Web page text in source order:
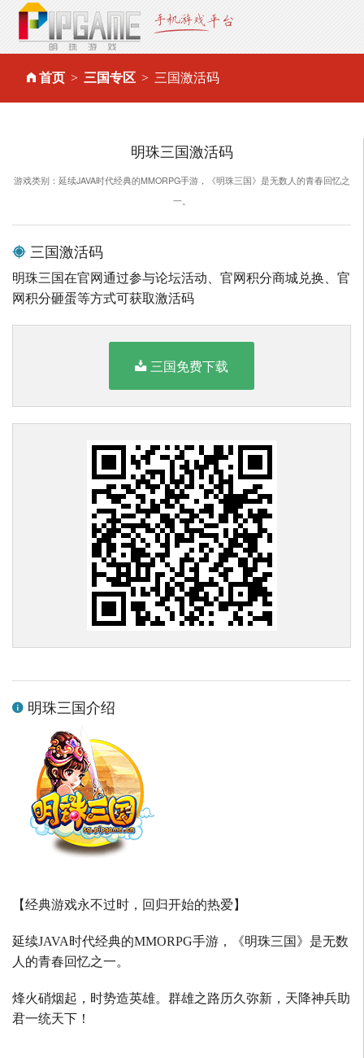
首页 三国专区 三国激活码
明珠三国激活码
游戏类别：延续JAVA时代经典的MMORPG手游，《明珠三国》是无数人的青春回忆之
一。
三国激活码
明珠三国在官网通过参与论坛活动、官网积分商城兑换、官
网积分砸蛋等方式可获取激活码
三国免费下载
明珠三国介绍
【经典游戏永不过时，回归开始的热爱】
延续JAVA时代经典的MMORPG手游，《明珠三国》是无数
人的青春回忆之一。
烽火硝烟起，时势造英雄。群雄之路历久弥新，天降神兵助
君一统天下！